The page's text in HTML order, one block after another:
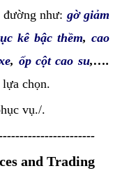
đường như: gờ giảm
kê bậc thềm, cao
, ốp cột cao su,….
chọn.
vụ./.
and Trading